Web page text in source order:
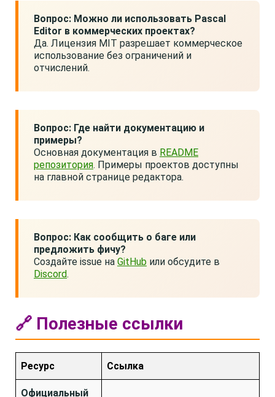
Вопрос: Можно ли использовать Pascal
Editor в коммерческих проектах?
Да. Лицензия MIT разрешает коммерческое
использование без ограничений и
отчислений.
Вопрос: Где найти документацию и
примеры?
Основная документация в README
репозитория. Примеры проектов доступны
на главной странице редактора.
Вопрос: Как сообщить о баге или
предложить фичу?
Создайте issue на GitHub или обсудите в
Discord.
🔗 Полезные ссылки
Ресурс Ссылка
Официальный